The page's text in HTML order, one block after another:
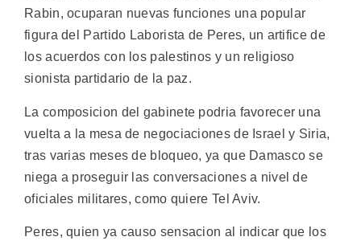
Rabin, ocuparan nuevas funciones una popular
figura del Partido Laborista de Peres, un artifice de
los acuerdos con los palestinos y un religioso
sionista partidario de la paz.
La composicion del gabinete podria favorecer una
vuelta a la mesa de negociaciones de Israel y Siria,
tras varias meses de bloqueo, ya que Damasco se
niega a proseguir las conversaciones a nivel de
oficiales militares, como quiere Tel Aviv.
Peres, quien ya causo sensacion al indicar que los